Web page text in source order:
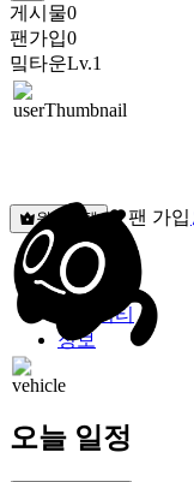
게시물0
팬가입0
밐타운Lv.1
원픽선택 팬 가입
밐타운
피드
커뮤니티
정보
오늘 일정